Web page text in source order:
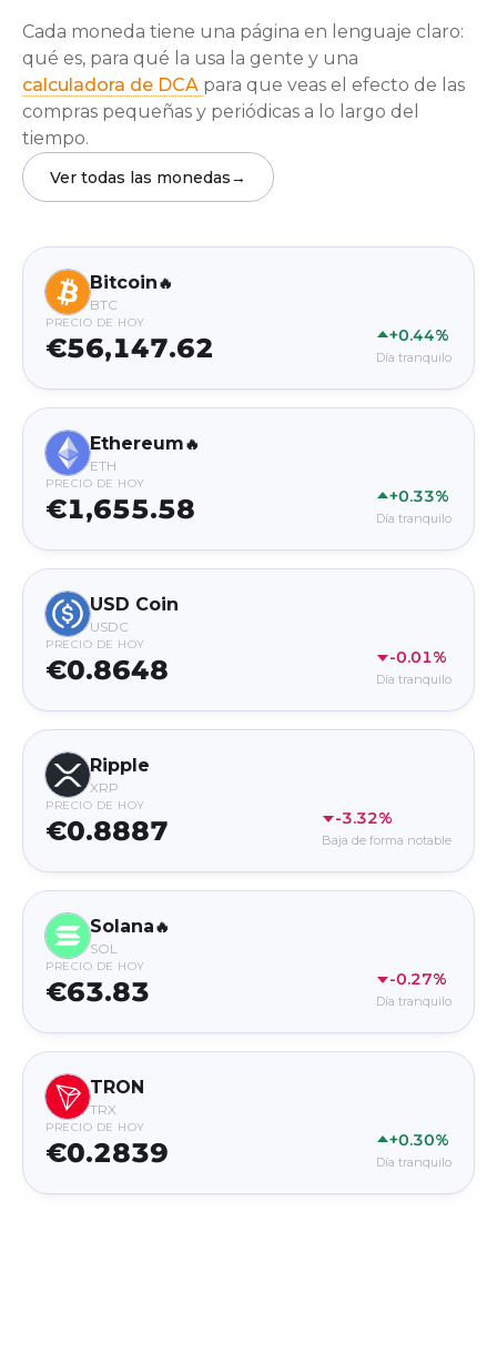
Cada moneda tiene una página en lenguaje claro:
qué es, para qué la usa la gente y una
calculadora de DCA para que veas el efecto de las
compras pequeñas y periódicas a lo largo del
tiempo.
Ver todas las monedas→
Bitcoin🔥
BTC
PRECIO DE HOY
€56,147.62 +0.44%
Día tranquilo
Ethereum🔥
ETH
PRECIO DE HOY
€1,655.58 +0.33%
Día tranquilo
USD Coin
USDC
PRECIO DE HOY
€0.8648 -0.01%
Día tranquilo
Ripple
XRP
PRECIO DE HOY
€0.8887 -3.32%
Baja de forma notable
Solana🔥
SOL
PRECIO DE HOY
€63.83 -0.27%
Día tranquilo
TRON
TRX
PRECIO DE HOY
€0.2839 +0.30%
Día tranquilo